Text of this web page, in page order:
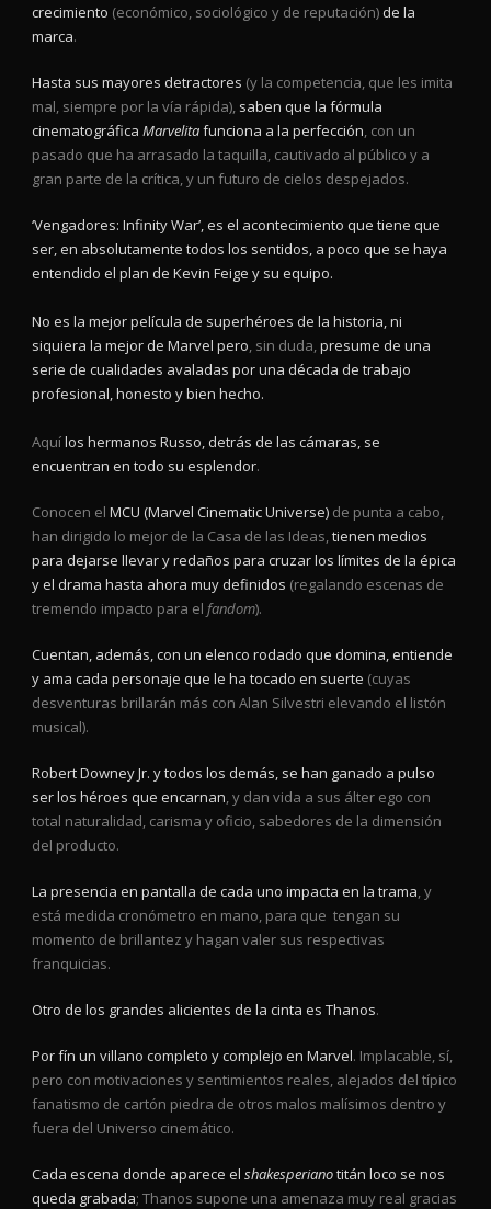
crecimiento (económico, sociológico y de reputación) de la
marca.
Hasta sus mayores detractores (y la competencia, que les imita
mal, siempre por la vía rápida), saben que la fórmula
cinematográfica Marvelitafunciona a la perfección, con un
pasado que ha arrasado la taquilla, cautivado al público y a
gran parte de la crítica, y un futuro de cielos despejados.
‘Vengadores: Infinity War’, es el acontecimiento que tiene que
ser, en absolutamente todos los sentidos, a poco que se haya
entendido el plan de Kevin Feige y su equipo.
No es la mejor película de superhéroes de la historia, ni
siquiera la mejor de Marvel pero, sin duda,presume de una
serie de cualidades avaladas por una década de trabajo
profesional, honesto y bien hecho.
Aquílos hermanos Russo, detrás de las cámaras, se
encuentran en todo su esplendor.
Conocen el MCU (Marvel Cinematic Universe) de punta a cabo,
han dirigido lo mejor de la Casa de las Ideas,tienen medios
para dejarse llevar y redaños para cruzar los límites de la épica
y el drama hasta ahora muy definidos (regalando escenas de
tremendo impacto para el fandom).
Cuentan, además, con un elenco rodado que domina, entiende
y ama cada personaje que le ha tocado en suerte (cuyas
desventuras brillarán más con Alan Silvestri elevando el listón
musical).
Robert Downey Jr. y todos los demás, se han ganado a pulso
ser los héroes que encarnan, y dan vida a sus álter ego con
total naturalidad, carisma y oficio, sabedores de la dimensión
del producto.
La presencia en pantalla de cada uno impacta en la trama, y
está medida cronómetro en mano, para que tengan su
momento de brillantez y hagan valer sus respectivas
franquicias.
Otro de los grandes alicientes de la cinta es Thanos.
Por fín un villano completo y complejo en Marvel. Implacable, sí,
pero con motivaciones y sentimientos reales, alejados del típico
fanatismo de cartón piedra de otros malos malísimos dentro y
fuera del Universo cinemático.
Cada escena donde aparece el shakesperianotitán loco se nos
queda grabada; Thanos supone una amenaza muy real gracias